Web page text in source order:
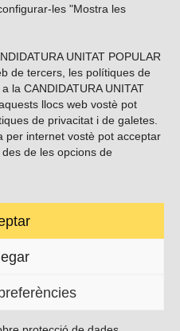
les "Mostra les
UNITAT POPULAR
de tercers, les polítiques de
la CANDIDATURA UNITAT
llocs web vostè pot
de privacitat i de galetes.
per internet vostè pot acceptar
de les opcions de
nostre butlletí?
xarxes socials
(baixos), Barcelona.